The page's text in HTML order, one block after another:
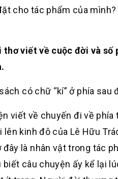
cho tác phẩm của
viết về cuộc đời và
có chữ “kí” ở phía sau
viết về chuyến đi về
kinh đô của Lê Hữu
đây là nhân vật trong tác
câu chuyện ấy kể lại